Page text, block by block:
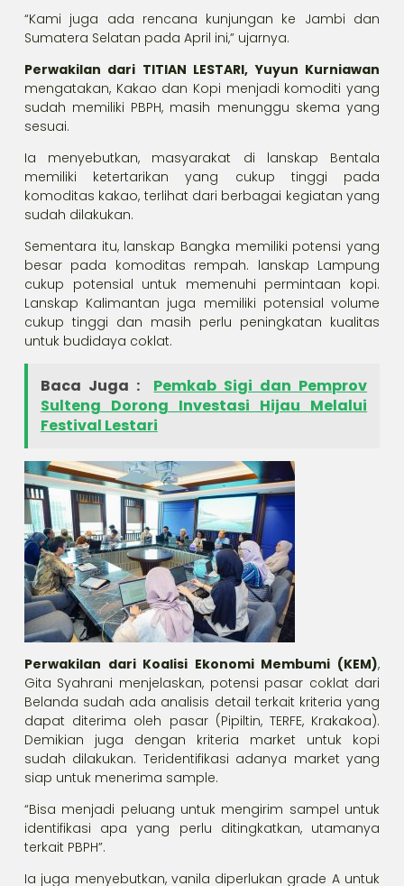
“Kami juga ada rencana kunjungan ke Jambi dan
Sumatera Selatan pada April ini,” ujarnya.
Perwakilan dari TITIAN LESTARI, Yuyun Kurniawan
mengatakan, Kakao dan Kopi menjadi komoditi yang
sudah memiliki PBPH, masih menunggu skema yang
sesuai.
Ia menyebutkan, masyarakat di lanskap Bentala
memiliki ketertarikan yang cukup tinggi pada
komoditas kakao, terlihat dari berbagai kegiatan yang
sudah dilakukan.
Sementara itu, lanskap Bangka memiliki potensi yang
besar pada komoditas rempah. lanskap Lampung
cukup potensial untuk memenuhi permintaan kopi.
Lanskap Kalimantan juga memiliki potensial volume
cukup tinggi dan masih perlu peningkatan kualitas
untuk budidaya coklat.
Baca Juga :
Pemkab Sigi dan Pemprov
Sulteng Dorong Investasi Hijau Melalui
Festival Lestari
Perwakilan dari Koalisi Ekonomi Membumi (KEM),
Gita Syahrani menjelaskan, potensi pasar coklat dari
Belanda sudah ada analisis detail terkait kriteria yang
dapat diterima oleh pasar (Pipiltin, TERFE, Krakakoa).
Demikian juga dengan kriteria market untuk kopi
sudah dilakukan. Teridentifikasi adanya market yang
siap untuk menerima sample.
“Bisa menjadi peluang untuk mengirim sampel untuk
identifikasi apa yang perlu ditingkatkan, utamanya
terkait PBPH”.
Ia juga menyebutkan, vanila diperlukan grade A untuk